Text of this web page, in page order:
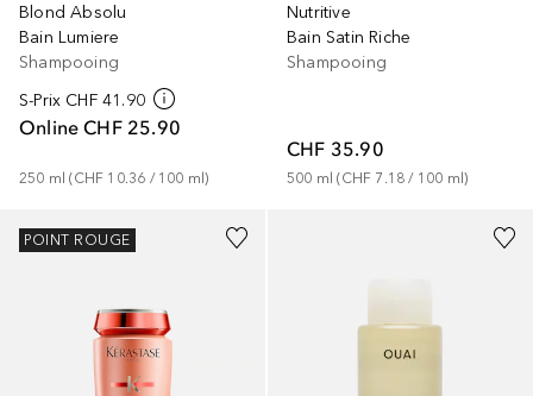
Blond Absolu
Bain Lumiere
Shampooing
S-Prix CHF 41.90
Online CHF 25.90
250 ml (CHF 10.36 / 100 ml)
Nutritive
Bain Satin Riche
Shampooing
CHF 35.90
500 ml (CHF 7.18 / 100 ml)
POINT ROUGE